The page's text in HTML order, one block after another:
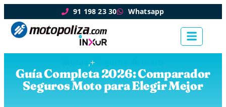
91 198 23 30 Whatsapp
,+
Guía Completa 2026: Comparador
Seguros Moto para Elegir Mejor